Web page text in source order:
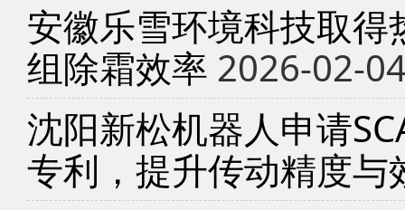
安徽乐雪环境科技取
组除霜效率 2026-02-
沈阳新松机器人申请
专利，提升传动精度与